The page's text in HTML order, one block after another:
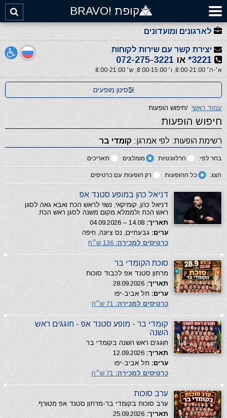
קופת !BRAVO
לארגונים ומועדונים
יצירת קשר עם שירות לקוחות
3221* או 072-275-3221
א׳-ה׳ 8:00-21:00, ו׳ 8:00-15:00, ש׳ 8:00-21:00
סינון מופעים
עמוד ראשי /חיפוש הופעות
חיפוש הופעות
רשימת הופעות: לפי אמרגן: קומדי בר
בחר לפי: הרלוונטיות מומלצים תאריכים
הצג: כל ההופעות רק הופעות עם כרטיסים
דניאל כהן במופע סטנד אפ
דניאל כהן, קומיקאי, נשוי לראש הכת ואבא גאה לסגן
ראש הכת ולממלא מקום משנה לסגן ראש הכת.
תאריך:
ערים: גבעתיים, נס ציונה, חיפה
כרטיסים למכירה:
סוכת הקומדי בר
מרתון סטנד אפ לכבוד סוכות
תאריך:
ערים: תל אביב-יפו
כרטיסים למכירה:
קומדי בר - מופע סטנד אפ - חוגגים ראש
השנה
חוגגים ראש השנה בקומדי בר
תאריך:
ערים: תל אביב-יפו
כרטיסים למכירה:
ערב סוכות
ערב סוכות בקומדי בר-מרתון סטנד אפ מטורף.
תאריך: